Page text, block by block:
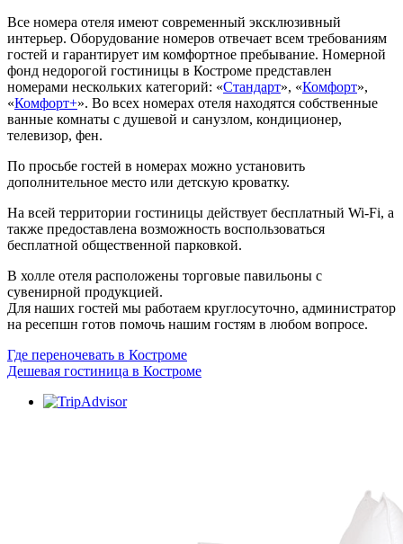
Все номера отеля имеют современный эксклюзивный
интерьер. Оборудование номеров отвечает всем требованиям
гостей и гарантирует им комфортное пребывание. Номерной
фонд недорогой гостиницы в Костроме представлен
номерами нескольких категорий: «Стандарт», «Комфорт»,
«Комфорт+». Во всех номерах отеля находятся собственные
ванные комнаты с душевой и санузлом, кондиционер,
телевизор, фен.
По просьбе гостей в номерах можно установить
дополнительное место или детскую кроватку.
​​На всей территории гостиницы действует бесплатный Wi-Fi, а
также предоставлена возможность воспользоваться
бесплатной общественной парковкой.
​В холле отеля расположены торговые павильоны с
сувенирной продукцией.
Для наших гостей мы работаем круглосуточно, администратор
на ресепшн готов помочь нашим гостям в любом вопросе.
Где переночевать в Костроме
Дешевая гостиница в Костроме